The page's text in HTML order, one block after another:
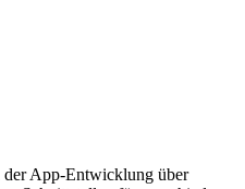
der App-Entwicklung über